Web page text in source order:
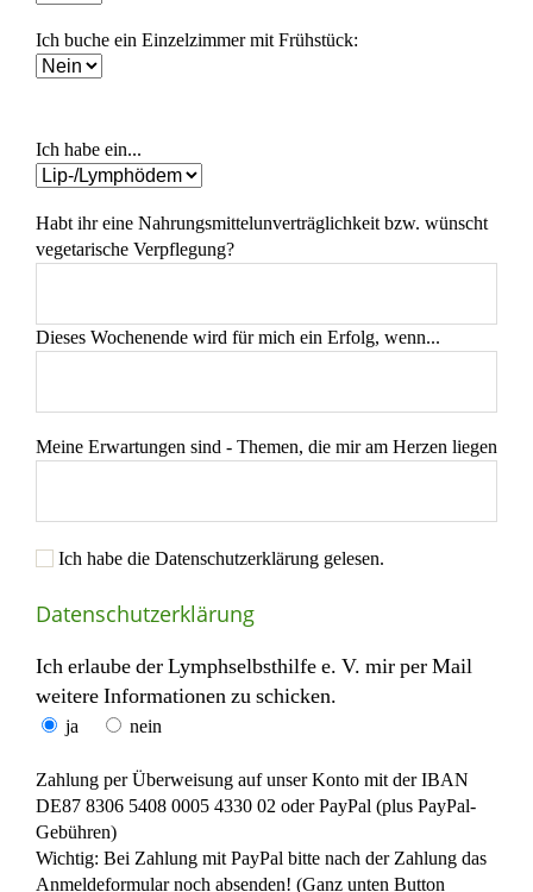
Ich buche ein Einzelzimmer mit Frühstück:
Ich habe ein...
Habt ihr eine Nahrungsmittelunverträglichkeit bzw. wünscht
vegetarische Verpflegung?
Dieses Wochenende wird für mich ein Erfolg, wenn...
Meine Erwartungen sind - Themen, die mir am Herzen liegen
Ich habe die Datenschutzerklärung gelesen.
Datenschutzerklärung
Ich erlaube der Lymphselbsthilfe e. V. mir per Mail
weitere Informationen zu schicken.
ja nein
Zahlung per Überweisung auf unser Konto mit der IBAN
DE87 8306 5408 0005 4330 02 oder PayPal (plus PayPal-
Gebühren)
Wichtig: Bei Zahlung mit PayPal bitte nach der Zahlung das
Anmeldeformular noch absenden! (Ganz unten Button